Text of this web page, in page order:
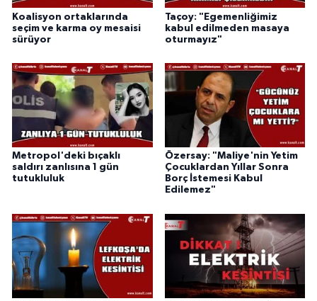
Koalisyon ortaklarında
seçim ve karma oy mesaisi
sürüyor
Taçoy: "Egemenliğimiz
kabul edilmeden masaya
oturmayız"
Metropol'deki bıçaklı
saldırı zanlısına 1 gün
tutukluluk
Özersay: "Maliye'nin Yetim
Çocuklardan Yıllar Sonra
Borç İstemesi Kabul
Edilemez"